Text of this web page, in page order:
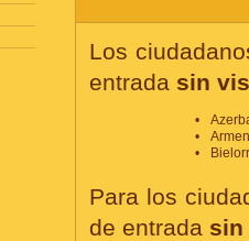
Los
entrada sin
Para los
de entrada sin